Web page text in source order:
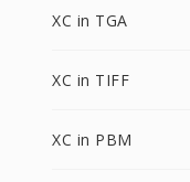
XC in TGA
XC in TIFF
XC in PBM